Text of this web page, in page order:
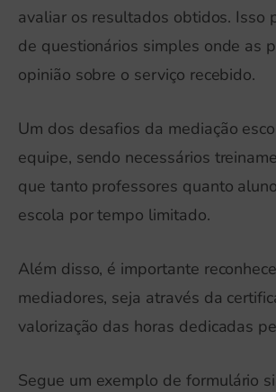
avaliar os resultados obtidos. Isso
de questionários simples onde as
opinião sobre o serviço recebido.
Um dos desafios da mediação
equipe, sendo necessários
que tanto professores quanto
escola por tempo limitado.
Além disso, é importante
mediadores, seja através da
valorização das horas dedicadas
Segue um exemplo de formulário